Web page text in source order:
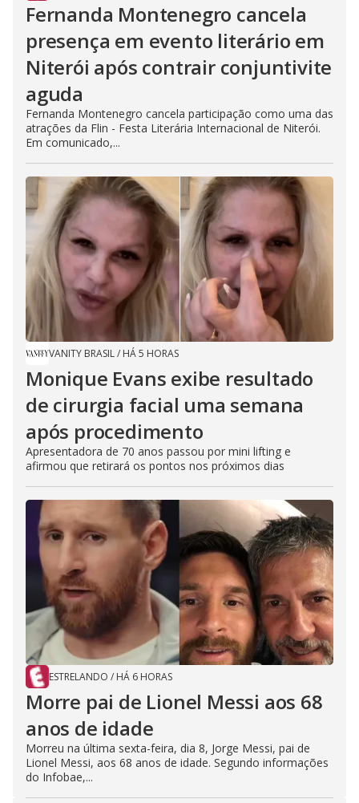
Fernanda Montenegro cancela
presença em evento literário em
Niterói após contrair conjuntivite
aguda
Fernanda Montenegro cancela participação como uma das
atrações da Flin - Festa Literária Internacional de Niterói.
Em comunicado,...
VANITY BRASIL/ HÁ 5 HORAS
Monique Evans exibe resultado
de cirurgia facial uma semana
após procedimento
Apresentadora de 70 anos passou por mini lifting e
afirmou que retirará os pontos nos próximos dias
ESTRELANDO / HÁ 6 HORAS
Morre pai de Lionel Messi aos 68
anos de idade
Morreu na última sexta-feira, dia 8, Jorge Messi, pai de
Lionel Messi, aos 68 anos de idade. Segundo informações
do Infobae,...